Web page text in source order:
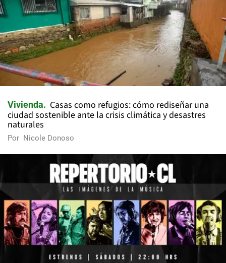
Vivienda
Casas como refugios: cómo rediseñar una
ciudad sostenible ante la crisis climática y desastres
naturales
Por Nicole Donoso